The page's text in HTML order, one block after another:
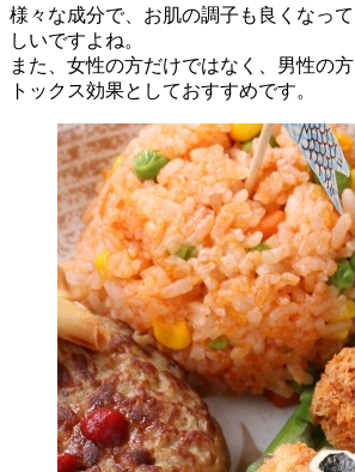
様々な成分で、お肌の調子も良くなっ
しいですよね。
また、女性の方だけではなく、男性の
トックス効果としておすすめです。